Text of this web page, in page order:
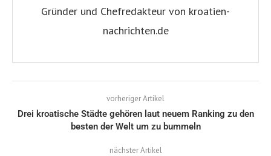
Gründer und Chefredakteur von kroatien-
nachrichten.de
vorheriger Artikel
Drei kroatische Städte gehören laut neuem Ranking zu den
besten der Welt um zu bummeln
nächster Artikel